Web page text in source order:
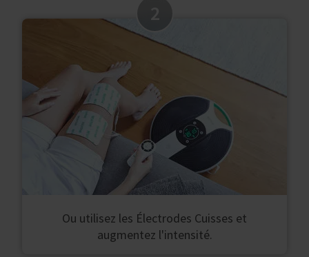
Ou utilisez les Électrodes Cuisses et
augmentez l'intensité.